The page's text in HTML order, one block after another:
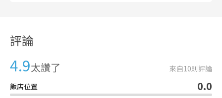
評論
4.9太讚了 來自10則評論
飯店位置
0.0